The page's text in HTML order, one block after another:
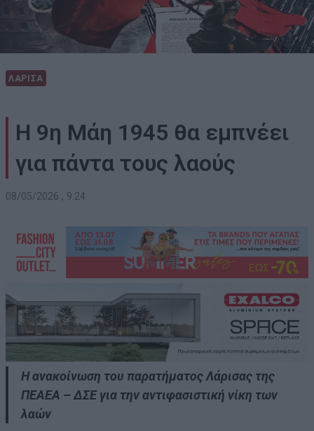
ΛΑΡΙΣΑ
Η 9η Μάη 1945 θα εμπνέει
για πάντα τους λαούς
08/05/2026 , 9:24
Η ανακοίνωση του παρατήματος Λάρισας της
ΠΕΑΕΑ – ΔΣΕ για την αντιφασιστική νίκη των
λαών